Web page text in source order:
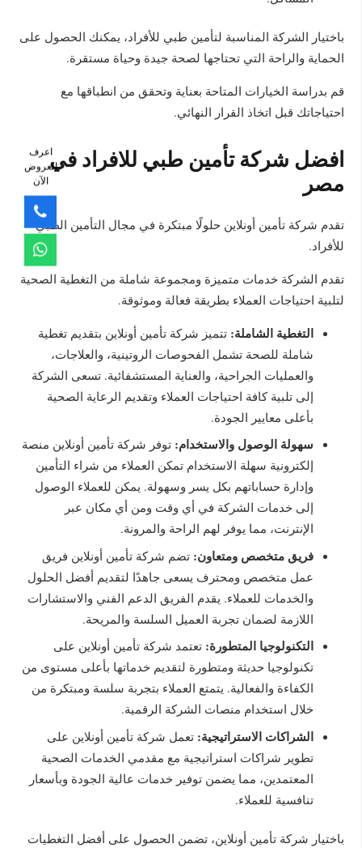
باختيار الشركة المناسبة لتأمين طبي للأفراد، يمكنك الحصول على
الحماية والراحة التي تحتاجها لصحة جيدة وحياة مستقرة.
قم بدراسة الخيارات المتاحة بعناية وتحقق من انطباقها مع
احتياجاتك قبل اتخاذ القرار النهائي.
افضل شركة تأمين طبي للافراد في
مصر
تقدم شركة تأمين أونلاين حلولًا مبتكرة في مجال التأمين الطبي
للأفراد.
تقدم الشركة خدمات متميزة ومجموعة شاملة من التغطية الصحية
لتلبية احتياجات العملاء بطريقة فعالة وموثوقة.
التغطية الشاملة: تتميز شركة تأمين أونلاين بتقديم تغطية
شاملة للصحة تشمل الفحوصات الروتينية، والعلاجات،
والعمليات الجراحية، والعناية المستشفائية. تسعى الشركة
إلى تلبية كافة احتياجات العملاء وتقديم الرعاية الصحية
بأعلى معايير الجودة.
سهولة الوصول والاستخدام: توفر شركة تأمين أونلاين منصة
إلكترونية سهلة الاستخدام تمكن العملاء من شراء التأمين
وإدارة حساباتهم بكل يسر وسهولة. يمكن للعملاء الوصول
إلى خدمات الشركة في أي وقت ومن أي مكان عبر
الإنترنت، مما يوفر لهم الراحة والمرونة.
فريق متخصص ومتعاون: تضم شركة تأمين أونلاين فريق
عمل متخصص ومحترف يسعى جاهدًا لتقديم أفضل الحلول
والخدمات للعملاء. يقدم الفريق الدعم الفني والاستشارات
اللازمة لضمان تجربة العميل السلسة والمريحة.
التكنولوجيا المتطورة: تعتمد شركة تأمين أونلاين على
تكنولوجيا حديثة ومتطورة لتقديم خدماتها بأعلى مستوى من
الكفاءة والفعالية. يتمتع العملاء بتجربة سلسة ومبتكرة من
خلال استخدام منصات الشركة الرقمية.
الشراكات الاستراتيجية: تعمل شركة تأمين أونلاين على
تطوير شراكات استراتيجية مع مقدمي الخدمات الصحية
المعتمدين، مما يضمن توفير خدمات عالية الجودة وبأسعار
تنافسية للعملاء.
باختيار شركة تأمين أونلاين، تضمن الحصول على أفضل التغطيات
اعرف
العروض
الآن